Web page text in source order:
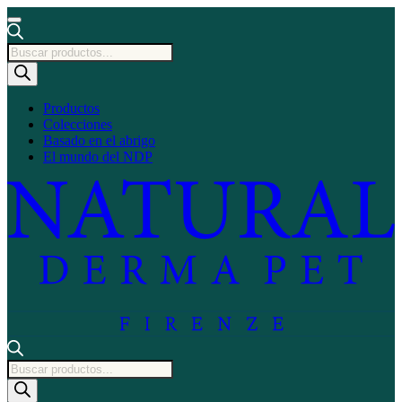
Búsqueda
de
productos
Productos
Colecciones
Basado en el abrigo
El mundo del NDP
Búsqueda
de
productos